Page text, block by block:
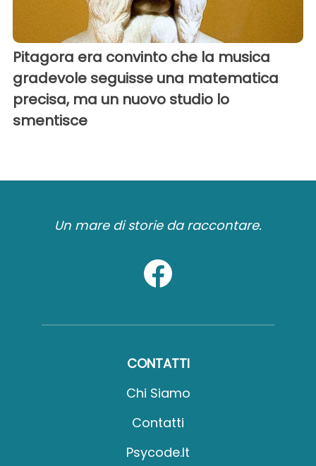
Pitagora era convinto che la musica
gradevole seguisse una matematica
precisa, ma un nuovo studio lo
smentisce
Un mare di storie da raccontare.
CONTATTI
Chi Siamo
Contatti
Psycode.it